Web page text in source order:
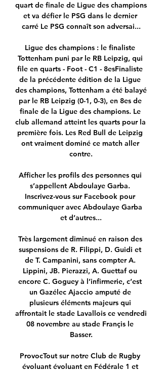
quart de finale de Ligue des champions
et va défier le PSG dans le dernier
carré Le PSG connaît son adversai...
Ligue des champions : le finaliste
Tottenham puni par le RB Leipzig, qui
file en quarts - Foot - C1 - 8esFinaliste
de la précédente édition de la Ligue
des champions, Tottenham a été balayé
par le RB Leipzig (0-1, 0-3), en 8es de
finale de la Ligue des champions. Le
club allemand atteint les quarts pour la
première fois. Les Red Bull de Leipzig
ont vraiment dominé ce match aller
contre.
Afficher les profils des personnes qui
s’appellent Abdoulaye Garba.
Inscrivez-vous sur Facebook pour
communiquer avec Abdoulaye Garba
et d’autres...
Très largement diminué en raison des
suspensions de R. Filippi, D. Guidi et
de T. Campanini, sans compter A.
Lippini, JB. Pierazzi, A. Guettaf ou
encore C. Goguey à l’infirmerie, c’est
un Gazélec Ajaccio amputé de
plusieurs éléments majeurs qui
affrontait le stade Lavallois ce vendredi
08 novembre au stade Françis le
Basser.
ProvocTout sur notre Club de Rugby
évoluant évoluant en Fédérale 1 et